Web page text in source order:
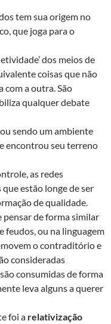
tem sua origem no
que joga para o
dos meios de
coisas que não
com a outra. São
qualquer debate
sendo um ambiente
encontrou seu terreno
as redes
estão longe de ser
de qualidade.
pensar de forma similar
feudos, ou na linguagem
o contraditório e
consideradas
consumidas de forma
leva alguns a querer
foi a relativização